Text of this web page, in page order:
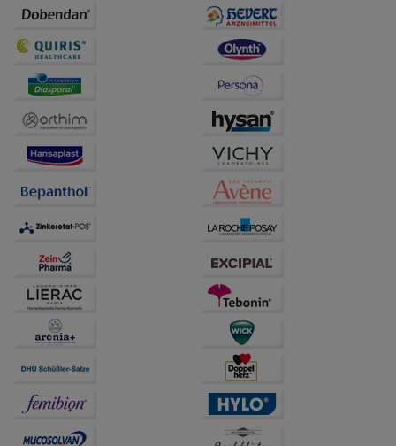
unserer Website sammeln, mit deren Hilfe wir unsere
auf unserer Website aber auch die Werbung auf
Drittseiten möglichst relevant für Sie zu gestalten.
Bitte beachten Sie, dass Daten hierfür teilweise an
Dritte wie z.B. Google oder soziale Medien
übertragen werden.